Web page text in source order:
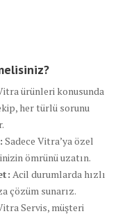
ürünleri konusunda
her türlü sorunu
Sadece Vitra’ya özel
ömrünü uzatın.
Acil durumlarda hızlı
çözüm sunarız.
Servis, müşteri